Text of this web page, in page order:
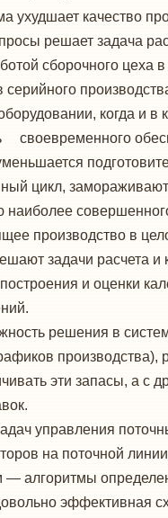
ухудшает качество
решает задача
сборочного цеха
серийного
когда и
своевременного
цикл,
наиболее
производство в
задачи расчета и
и оценки
решения в
производства),
эти запасы, а с
управления
на поточной
— алгоритмы
эффектив­ная